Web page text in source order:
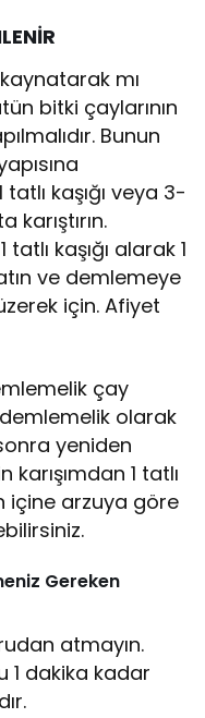
mı
bitki çaylarının
Bunun
kaşığı veya 3-
kaşığı alarak 1
ve demlemeye
için. Afiyet
çay
demlemelik olarak
yeniden
1 tatlı
içine arzuya göre
Gereken
atmayın.
1 dakika kadar